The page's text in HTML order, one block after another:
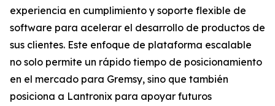
experiencia en cumplimiento y soporte flexible de
software para acelerar el desarrollo de productos de
sus clientes. Este enfoque de plataforma escalable
no solo permite un rápido tiempo de posicionamiento
en el mercado para Gremsy, sino que también
posiciona a Lantronix para apoyar futuros